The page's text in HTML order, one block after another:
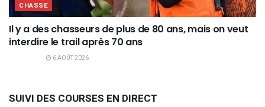
CHASSE
Il y a des chasseurs de plus de 80 ans, mais on veut
interdire le trail après 70 ans
6 AOÛT 2026
SUIVI DES COURSES EN DIRECT